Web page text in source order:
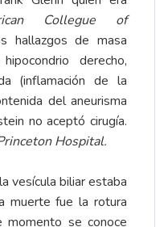
Collegue of
hallazgos de masa
derecho,
(inflamación de la
del aneurisma
no aceptó cirugía.
Hospital.
vesícula biliar estaba
muerte fue la rotura
momento se conoce